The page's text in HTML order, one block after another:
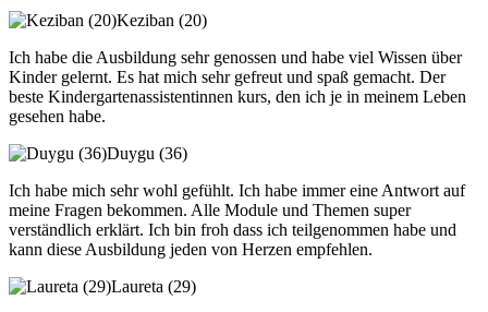
Keziban (20)
Ich habe die Ausbildung sehr genossen und habe viel Wissen über
Kinder gelernt. Es hat mich sehr gefreut und spaß gemacht. Der
beste Kindergartenassistentinnen kurs, den ich je in meinem Leben
gesehen habe.
Duygu (36)
Ich habe mich sehr wohl gefühlt. Ich habe immer eine Antwort auf
meine Fragen bekommen. Alle Module und Themen super
verständlich erklärt. Ich bin froh dass ich teilgenommen habe und
kann diese Ausbildung jeden von Herzen empfehlen.
Laureta (29)